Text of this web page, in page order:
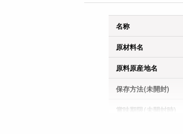
名称
原材料名
原料原産地名
保存方法(未開封)
賞味期限(未開封時)